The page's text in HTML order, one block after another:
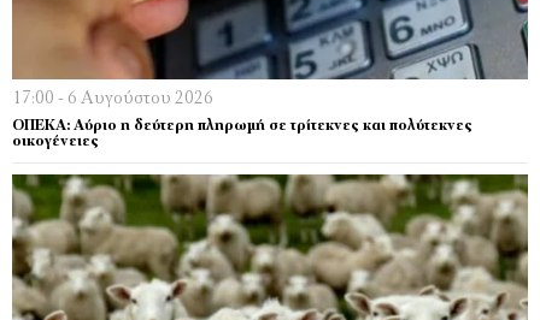
17:00 - 6 Αυγούστου 2026
ΟΠΕΚΑ: Αύριο η δεύτερη πληρωμή σε τρίτεκνες και πολύτεκνες
οικογένειες